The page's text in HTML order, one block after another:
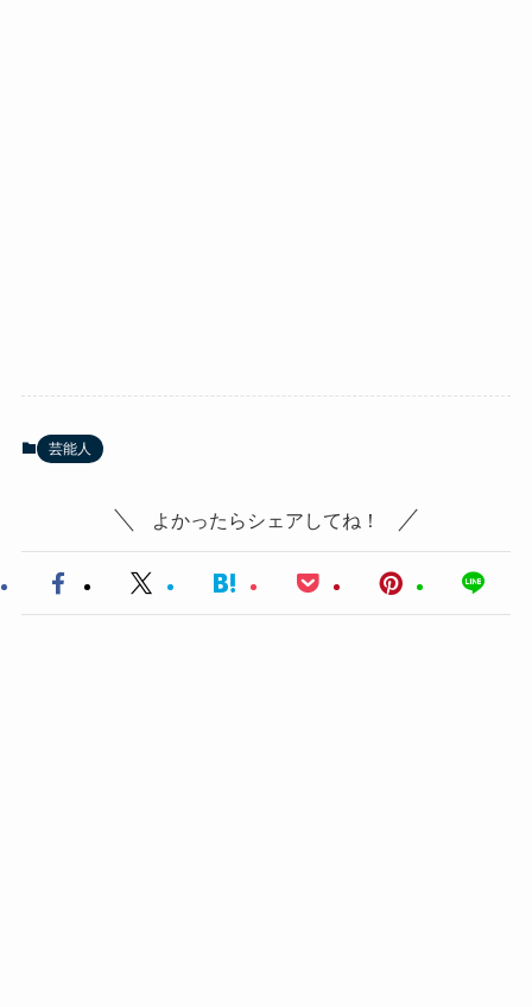
芸能人
よかったらシェアしてね！